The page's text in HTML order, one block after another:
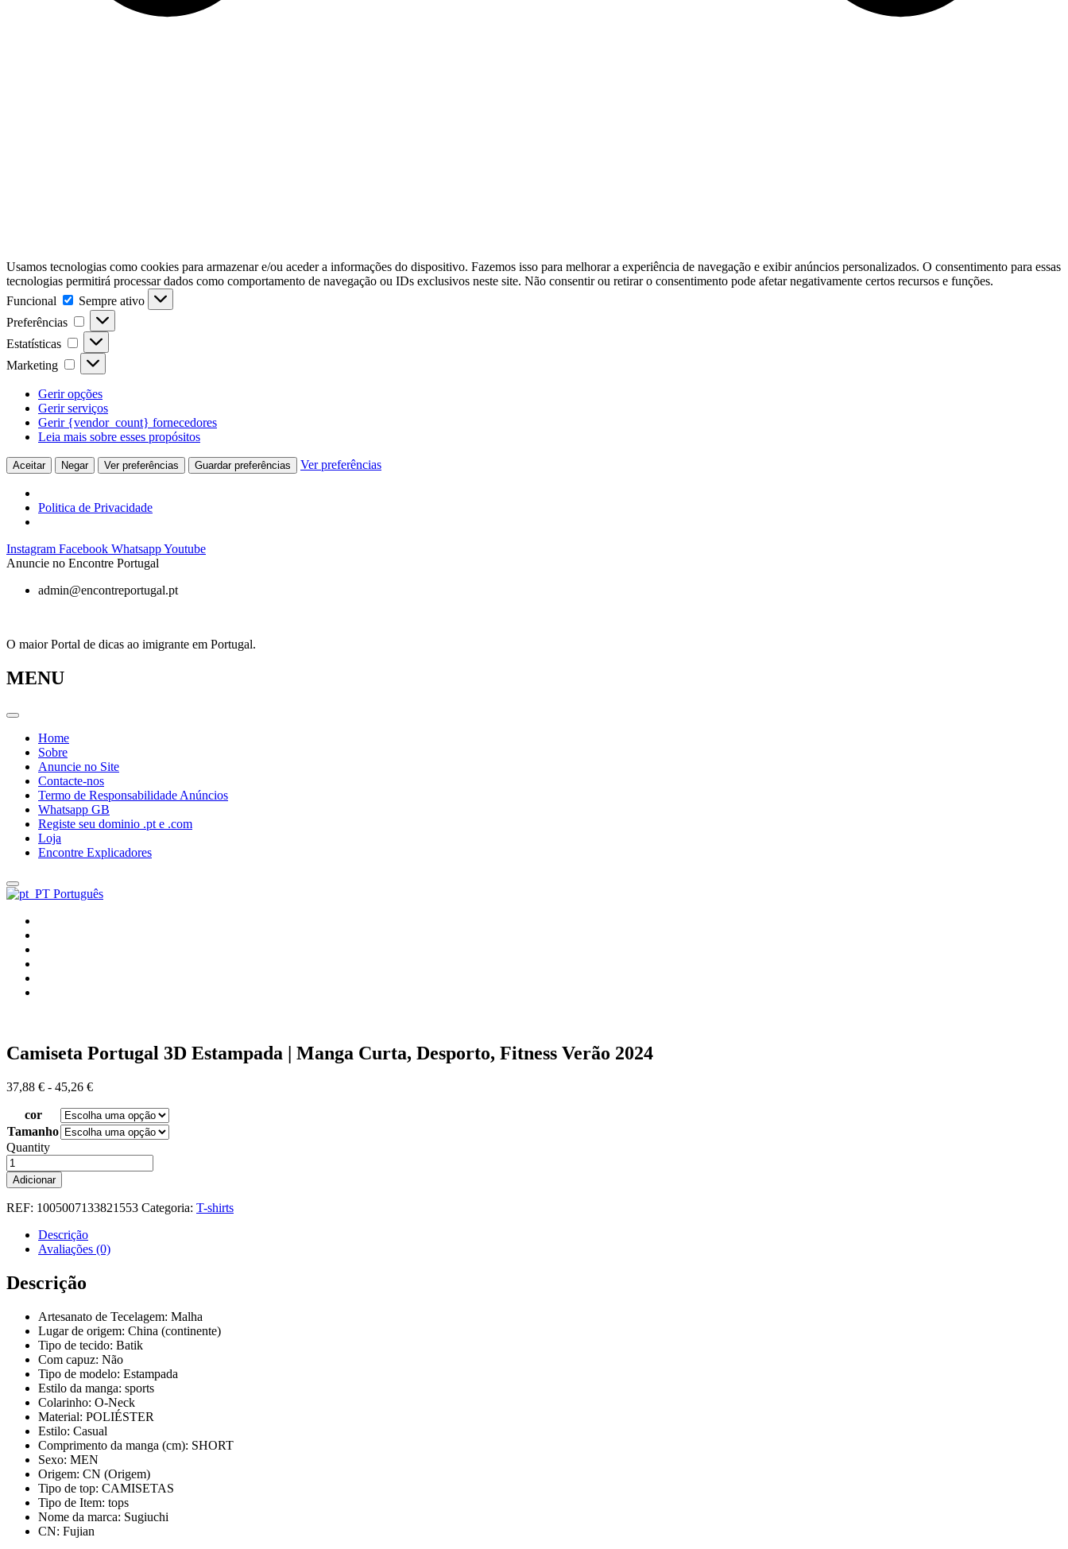
Usamos tecnologias como cookies para armazenar e/ou aceder a informações do dispositivo. Fazemos isso para melhorar a experiência de navegação e exibir anúncios personalizados. O consentimento para essas
tecnologias permitirá processar dados como comportamento de navegação ou IDs exclusivos neste site. Não consentir ou retirar o consentimento pode afetar negativamente certos recursos e funções.
Funcional
Funcional
Sempre ativo
Preferências
Preferências
Estatísticas Estatísticas
Marketing Marketing
Gerir opções
Gerir serviços
Gerir {vendor_count} fornecedores
Leia mais sobre esses propósitos
Aceitar Negar Ver preferências Guardar preferências Ver preferências
Politica de Privacidade
Pular
para
conteúdo
Instagram Facebook WhatsappYoutube
Anuncie no Encontre Portugal
admin@encontreportugal.pt
O maior Portal de dicas ao imigrante em Portugal.
MENU
Home
Sobre
Anuncie no Site
Contacte-nos
Termo de Responsabilidade Anúncios
Whatsapp GB
Registe seu dominio .pt e .com
Loja
Encontre Explicadores
Português
Camiseta Portugal 3D Estampada | Manga Curta, Desporto, Fitness Verão 2024
37,88 € - 45,26 €Gama
preços:
37,88 €
a
45,26 €
cor
Tamanho
Quantity
Quantidade
de
Camiseta
Portugal
Estampada
Curta,
Desporto,
Verão
2024
Adicionar
REF: 1005007133821553 Categoria: T-shirts
Descrição
Avaliações (0)
Descrição
Artesanato de Tecelagem: Malha
Lugar de origem: China (continente)
Tipo de tecido: Batik
Com capuz: Não
Tipo de modelo: Estampada
Estilo da manga: sports
Colarinho: O-Neck
Material: POLIÉSTER
Estilo: Casual
Comprimento da manga (cm): SHORT
Sexo: MEN
Origem: CN (Origem)
Tipo de top: CAMISETAS
Tipo de Item: tops
Nome da marca: Sugiuchi
CN: Fujian